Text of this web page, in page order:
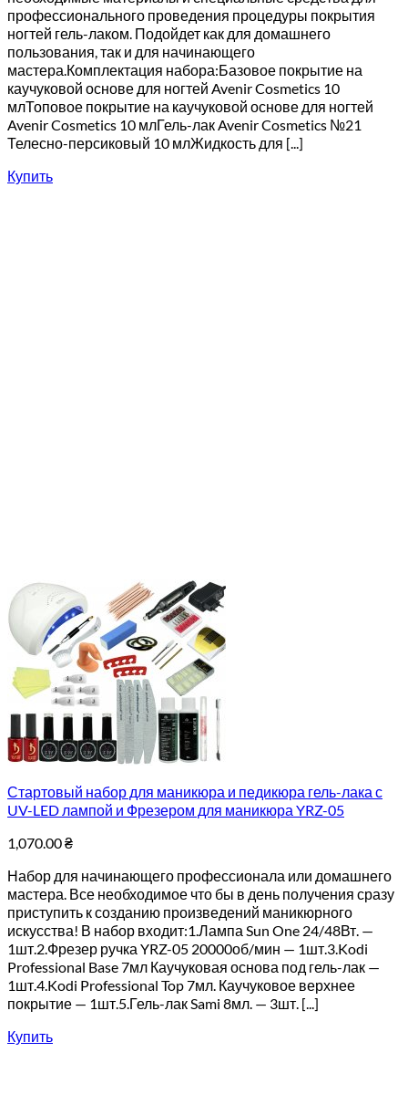
профессионального проведения процедуры покрытия
ногтей гель-лаком. Подойдет как для домашнего
пользования, так и для начинающего
мастера.Комплектация набора:Базовое покрытие на
каучуковой основе для ногтей Avenir Cosmetics 10
млТоповое покрытие на каучуковой основе для ногтей
Avenir Cosmetics 10 млГель-лак Avenir Cosmetics №21
Телесно-персиковый 10 млЖидкость для [...]
Купить
Стартовый набор для маникюра и педикюра гель-лака с
UV-LED лампой и Фрезером для маникюра YRZ-05
1,070.00₴
Набор для начинающего профессионала или домашнего
мастера. Все необходимое что бы в день получения сразу
приступить к созданию произведений маникюрного
искусства! В набор входит:1.Лампа Sun One 24/48Вт. —
1шт.2.Фрезер ручка YRZ-05 20000об/мин — 1шт.3.Kodi
Professional Base 7мл Каучуковая основа под гель-лак —
1шт.4.Kodi Professional Top 7мл. Каучуковое верхнее
покрытие — 1шт.5.Гель-лак Sami 8мл. — 3шт. [...]
Купить